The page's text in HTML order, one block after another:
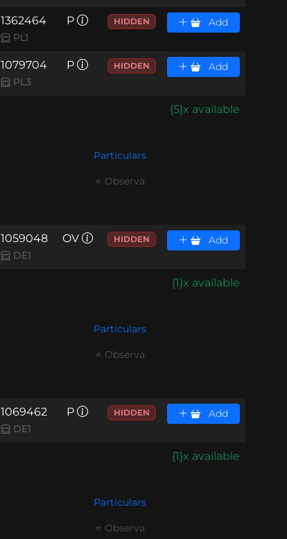
1362464
PL1
P HIDDEN Add
1079704
PL3
P HIDDEN Add
{5}x available
Particulars
⭐ Observa
1059048
DE1
OV HIDDEN Add
{1}x available
Particulars
⭐ Observa
1069462
DE1
P HIDDEN Add
{1}x available
Particulars
⭐ Observa